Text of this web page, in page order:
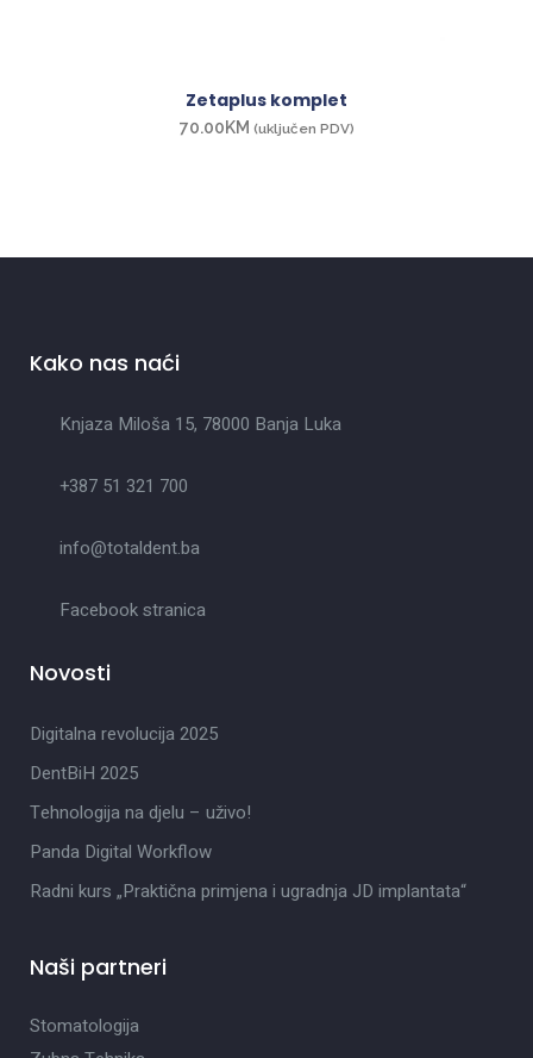
Zetaplus komplet
70.00KM (uključen PDV)
Kako nas naći
Knjaza Miloša 15, 78000 Banja Luka
+387 51 321 700
info@totaldent.ba
Facebook stranica
Novosti
Digitalna revolucija 2025
DentBiH 2025
Tehnologija na djelu – uživo!
Panda Digital Workflow
Radni kurs „Praktična primjena i ugradnja JD implantata“
Naši partneri
Stomatologija